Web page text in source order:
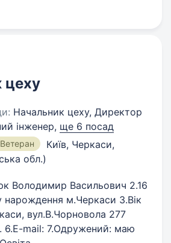
цеху
Начальник цеху, Директор
інженер, ще 6 посад
Ветеран
Київ, Черкаси,
обл.)
Володимир Васильович 2.16
нарождення м.Черкаси 3.Вік
вул.В.Чорновола 277
6.E-mail: 7.Одружений: маю